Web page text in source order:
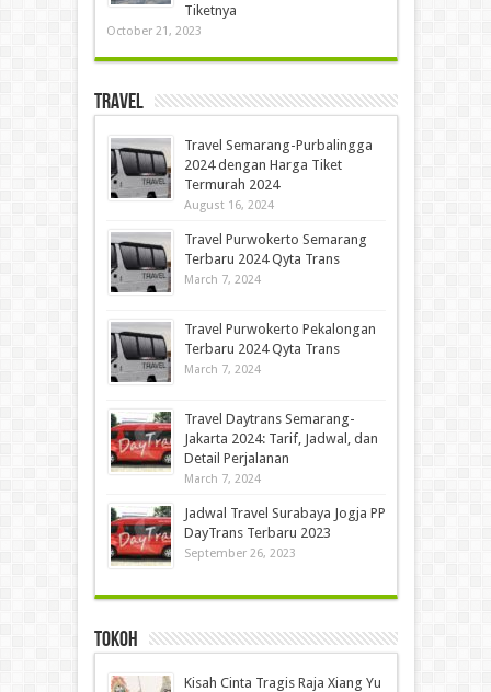
Tiketnya
October 21, 2023
Travel
Travel Semarang-Purbalingga
2024 dengan Harga Tiket
Termurah 2024
August 16, 2024
Travel Purwokerto Semarang
Terbaru 2024 Qyta Trans
March 7, 2024
Travel Purwokerto Pekalongan
Terbaru 2024 Qyta Trans
March 7, 2024
Travel Daytrans Semarang-
Jakarta 2024: Tarif, Jadwal, dan
Detail Perjalanan
March 7, 2024
Jadwal Travel Surabaya Jogja PP
DayTrans Terbaru 2023
September 26, 2023
Tokoh
Kisah Cinta Tragis Raja Xiang Yu